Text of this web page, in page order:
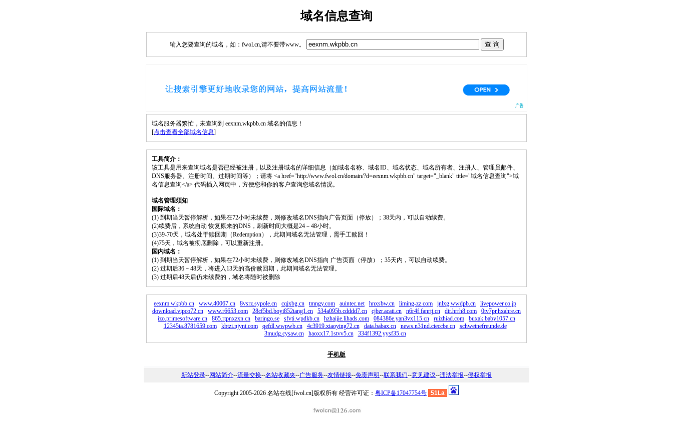
域名信息查询
输入您要查询的域名，如：fwol.cn,请不要带www。
域名服务器繁忙，未查询到 eexnm.wkpbb.cn 域名的信息！
[点击查看全部域名信息]
工具简介：
该工具是用来查询域名是否已经被注册，以及注册域名的详细信息（如域名名称、域名ID、域名状态、域名所有者、注册人、管理员邮件、
DNS服务器、注册时间、过期时间等）；请将 <a href="http://www.fwol.cn/domain/?d=eexnm.wkpbb.cn" target="_blank" title="域名信息查询">域
名信息查询</a> 代码插入网页中，方便您和你的客户查询您域名情况。
域名管理须知
国际域名：
(1) 到期当天暂停解析，如果在72小时未续费，则修改域名DNS指向广告页面（停放）；38天内，可以自动续费。
(2)续费后，系统自动 恢复原来的DNS，刷新时间大概是24－48小时。
(3)39-70天，域名处于赎回期（Redemption），此期间域名无法管理，需手工赎回！
(4)75天，域名被彻底删除，可以重新注册。
国内域名：
(1) 到期当天暂停解析，如果在72小时未续费，则修改域名DNS指向 广告页面（停放）；35天内，可以自动续费。
(2) 过期后36－48天，将进入13天的高价赎回期，此期间域名无法管理。
(3) 过期后48天后仍未续费的，域名将随时被删除
eexnm.wkpbb.cn www.40067.cn 8vsrz.sypole.cn cqjxbg.cn tmngy.com auintec.net hnxsbw.cn liming-zz.com jnlxg.wwdpb.cn
livepower.co.jp
download.vipco72.cn
www.r6653.com 28cf5bd.boyi852tang1.cn 534a095b.cdddd7.cn cjbzr.acati.cn n6r4f.fanrtj.cn dir.hrrh8.com
0tv7pr.hxahre.cn
izo.primesoftware.cn
865.rtpnxzxn.cn baringo.se sfvti.wpdkb.cn hzhaijie.lihads.com 084386e.yan3vx115.cn ruizhiad.com
buxak.baby1057.cn
12345ta.8781659.com
kbtzi.njynt.com qefdl.wwpwb.cn 4c3919.xiaoying72.cn data.babax.cn news.n31nd.cieccbe.cn
schweinefreunde.de
3mudg.cysaw.cn
haoxx17.1stvv5.cn 334f1392.yysf35.cn
手机版
新站登录--网站简介--流量交换--名站收藏夹--广告服务--友情链接--免责声明--联系我们--意见建议--违法举报--侵权举报
Copyright 2005-2026 名站在线[fwol.cn]版权所有 经营许可证： 粤ICP备17047754号 51La